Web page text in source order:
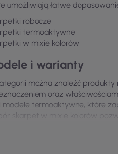
umożliwiają łatwe
robocze
termoaktywne
w mixie kolorów
i warianty
można znaleźć produkty
oraz
modele termoaktywne, które